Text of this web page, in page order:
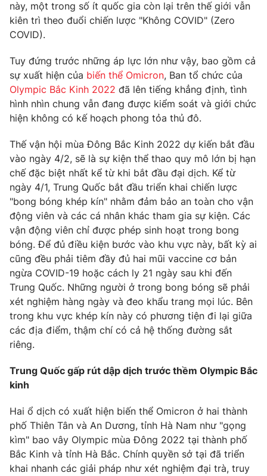
Học trực tuyến
Hitech Công nghệ tương lai
Sản phẩm
Thị trường
Tư vấn
Giao lưu trực tuyến
Lịch phát sóng
Chuyên mục khác
Emagazine Podcast
Photo Infographic
Video Shorts video
VTV Money VTV Thể thao
VTV Sức khoẻ Bất động sản
Thị trường 24h Tấm lòng Việt
VTV4 Vươn mình bằng AI
VTV9 VTV8
Liên hệ tòa soạn English
THỜI BÁO VTV
này, một trong số ít quốc gia còn lại trên thế giới vẫn
kiên trì theo đuổi chiến lược "Không COVID" (Zero
COVID).
Tuy đứng trước những áp lực lớn như vậy, bao gồm cả
sự xuất hiện của biến thể Omicron, Ban tổ chức của
Olympic Bắc Kinh 2022 đã lên tiếng khẳng định, tình
hình nhìn chung vẫn đang được kiểm soát và giới chức
hiện không có kế hoạch phong tỏa thủ đô.
Thế vận hội mùa Đông Bắc Kinh 2022 dự kiến bắt đầu
vào ngày 4/2, sẽ là sự kiện thể thao quy mô lớn bị hạn
chế đặc biệt nhất kể từ khi bắt đầu đại dịch. Kể từ
ngày 4/1, Trung Quốc bắt đầu triển khai chiến lược
"bong bóng khép kín" nhằm đảm bảo an toàn cho vận
động viên và các cá nhân khác tham gia sự kiện. Các
vận động viên chỉ được phép sinh hoạt trong bong
bóng. Để đủ điều kiện bước vào khu vực này, bất kỳ ai
cũng đều phải tiêm đầy đủ hai mũi vaccine cơ bản
ngừa COVID-19 hoặc cách ly 21 ngày sau khi đến
Trung Quốc. Những người ở trong bong bóng sẽ phải
xét nghiệm hàng ngày và đeo khẩu trang mọi lúc. Bên
trong khu vực khép kín này có phương tiện đi lại giữa
các địa điểm, thậm chí có cả hệ thống đường sắt
riêng.
Trung Quốc gấp rút dập dịch trước thềm Olympic Bắc
kinh
Hai ổ dịch có xuất hiện biến thể Omicron ở hai thành
phố Thiên Tân và An Dương, tỉnh Hà Nam như "gọng
kìm" bao vây Olympic mùa Đông 2022 tại thành phố
Bắc Kinh và tỉnh Hà Bắc. Chính quyền sở tại đã triển
khai nhanh các giải pháp như xét nghiệm đại trà, truy